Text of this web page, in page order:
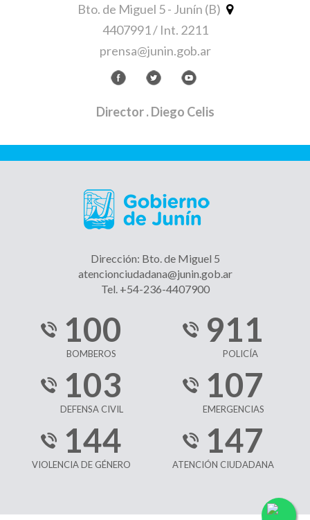
Bto. de Miguel 5 - Junín (B)
4407991 / Int. 2211
prensa@junin.gob.ar
Director. Diego Celis
Dirección: Bto. de Miguel 5
atencionciudadana@junin.gob.ar
Tel. +54-236-4407900
100
BOMBEROS
911
POLICÍA
103
DEFENSA CIVIL
107
EMERGENCIAS
144
VIOLENCIA DE GÉNERO
147
ATENCIÓN CIUDADANA